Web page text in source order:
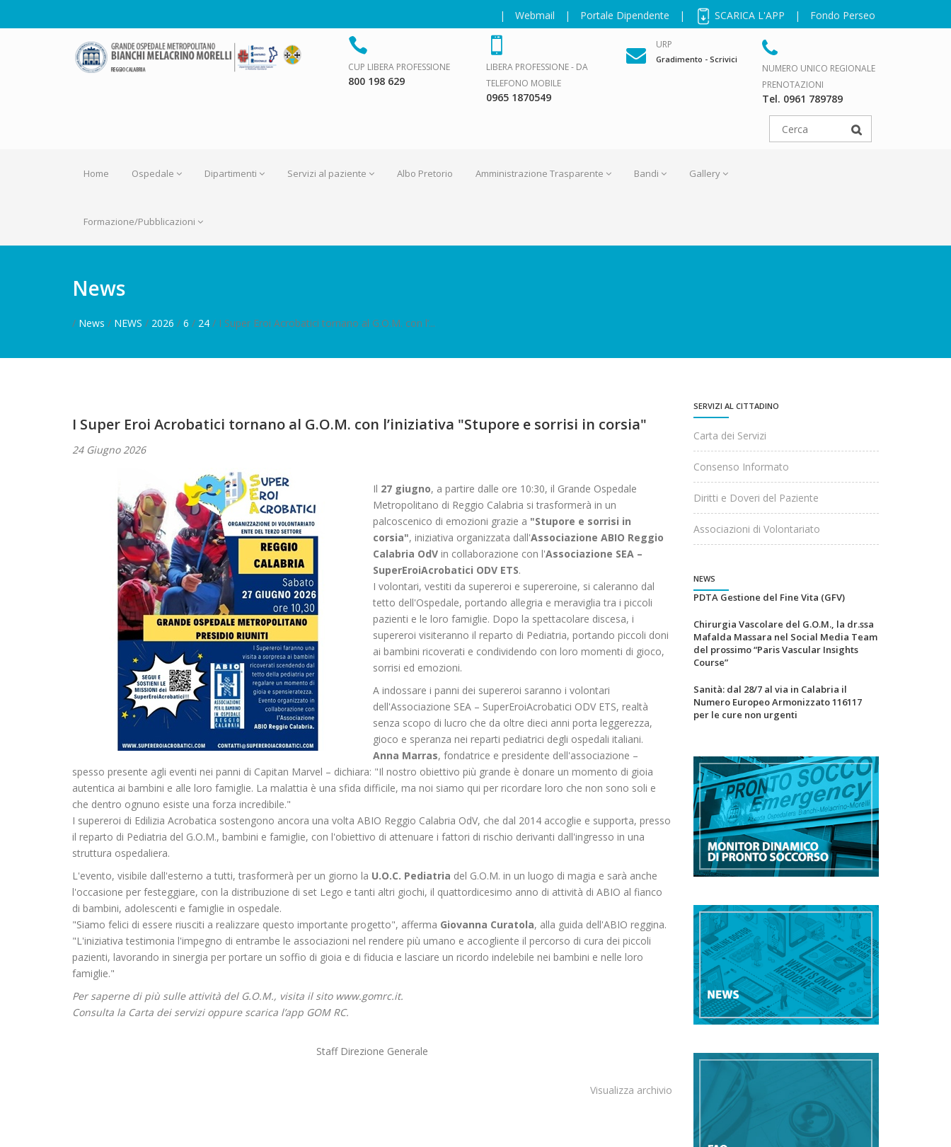
| Webmail | Portale Dipendente | SCARICA L'APP | Fondo Perseo
CUP LIBERA PROFESSIONE
800 198 629
LIBERA PROFESSIONE - DA
TELEFONO MOBILE
0965 1870549
URP
Gradimento - Scrivici
NUMERO UNICO REGIONALE
PRENOTAZIONI
Tel. 0961 789789
Home Ospedale Dipartimenti Servizi al paziente Albo Pretorio Amministrazione Trasparente Bandi Gallery
Formazione/Pubblicazioni
News
/ News / NEWS / 2026 / 6 / 24 / I Super Eroi Acrobatici tornano al G.O.M. con l’...
I Super Eroi Acrobatici tornano al G.O.M. con l’iniziativa "Stupore e sorrisi in corsia"
24 Giugno 2026
Il 27 giugno, a partire dalle ore 10:30, il Grande Ospedale
Metropolitano di Reggio Calabria si trasformerà in un
palcoscenico di emozioni grazie a "Stupore e sorrisi in
corsia", iniziativa organizzata dall'Associazione ABIO Reggio
Calabria OdV in collaborazione con l'Associazione SEA –
SuperEroiAcrobatici ODV ETS.
I volontari, vestiti da supereroi e supereroine, si caleranno dal
tetto dell'Ospedale, portando allegria e meraviglia tra i piccoli
pazienti e le loro famiglie. Dopo la spettacolare discesa, i
supereroi visiteranno il reparto di Pediatria, portando piccoli doni
ai bambini ricoverati e condividendo con loro momenti di gioco,
sorrisi ed emozioni.
A indossare i panni dei supereroi saranno i volontari
dell'Associazione SEA – SuperEroiAcrobatici ODV ETS, realtà
senza scopo di lucro che da oltre dieci anni porta leggerezza,
gioco e speranza nei reparti pediatrici degli ospedali italiani.
Anna Marras, fondatrice e presidente dell'associazione –
spesso presente agli eventi nei panni di Capitan Marvel – dichiara: "Il nostro obiettivo più grande è donare un momento di gioia
autentica ai bambini e alle loro famiglie. La malattia è una sfida difficile, ma noi siamo qui per ricordare loro che non sono soli e
che dentro ognuno esiste una forza incredibile."
I supereroi di Edilizia Acrobatica sostengono ancora una volta ABIO Reggio Calabria OdV, che dal 2014 accoglie e supporta, presso
il reparto di Pediatria del G.O.M., bambini e famiglie, con l'obiettivo di attenuare i fattori di rischio derivanti dall'ingresso in una
struttura ospedaliera.
L'evento, visibile dall'esterno a tutti, trasformerà per un giorno la U.O.C. Pediatria del G.O.M. in un luogo di magia e sarà anche
l'occasione per festeggiare, con la distribuzione di set Lego e tanti altri giochi, il quattordicesimo anno di attività di ABIO al fianco
di bambini, adolescenti e famiglie in ospedale.
"Siamo felici di essere riusciti a realizzare questo importante progetto", afferma Giovanna Curatola, alla guida dell'ABIO reggina.
"L'iniziativa testimonia l'impegno di entrambe le associazioni nel rendere più umano e accogliente il percorso di cura dei piccoli
pazienti, lavorando in sinergia per portare un soffio di gioia e di fiducia e lasciare un ricordo indelebile nei bambini e nelle loro
famiglie."
Per saperne di più sulle attività del G.O.M., visita il sito www.gomrc.it.
Consulta la Carta dei servizi oppure scarica l’app GOM RC.
Staff Direzione Generale
Visualizza archivio
SERVIZI AL CITTADINO
Carta dei Servizi
Consenso Informato
Diritti e Doveri del Paziente
Associazioni di Volontariato
NEWS
PDTA Gestione del Fine Vita (GFV)
Chirurgia Vascolare del G.O.M., la dr.ssa
Mafalda Massara nel Social Media Team
del prossimo “Paris Vascular Insights
Course”
Sanità: dal 28/7 al via in Calabria il
Numero Europeo Armonizzato 116117
per le cure non urgenti